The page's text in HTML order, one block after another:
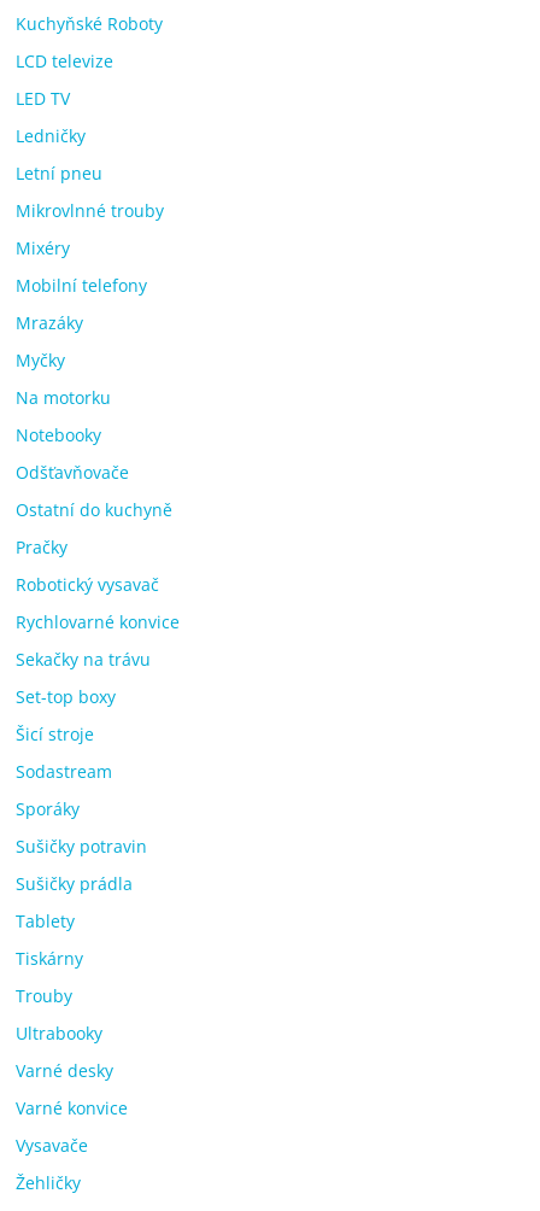
Kuchyňské Roboty
LCD televize
LED TV
Ledničky
Letní pneu
Mikrovlnné trouby
Mixéry
Mobilní telefony
Mrazáky
Myčky
Na motorku
Notebooky
Odšťavňovače
Ostatní do kuchyně
Pračky
Robotický vysavač
Rychlovarné konvice
Sekačky na trávu
Set-top boxy
Šicí stroje
Sodastream
Sporáky
Sušičky potravin
Sušičky prádla
Tablety
Tiskárny
Trouby
Ultrabooky
Varné desky
Varné konvice
Vysavače
Žehličky